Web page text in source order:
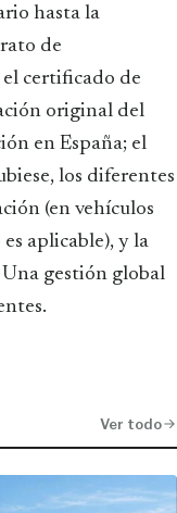
hasta la
de
el certificado de
original del
en España; el
los diferentes
(en vehículos
aplicable), y la
gestión global
Ver todo